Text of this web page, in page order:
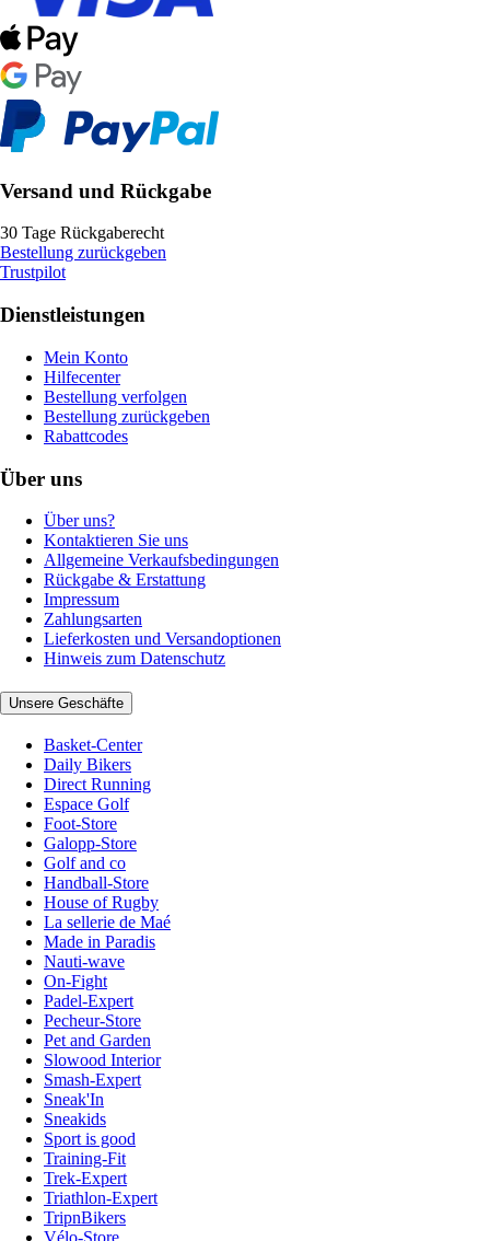
Versand und Rückgabe
30 Tage Rückgaberecht
Bestellung zurückgeben
Trustpilot
Dienstleistungen
Mein Konto
Hilfecenter
Bestellung verfolgen
Bestellung zurückgeben
Rabattcodes
Über uns
Über uns?
Kontaktieren Sie uns
Allgemeine Verkaufsbedingungen
Rückgabe & Erstattung
Impressum
Zahlungsarten
Lieferkosten und Versandoptionen
Hinweis zum Datenschutz
Unsere Geschäfte
Basket-Center
Daily Bikers
Direct Running
Espace Golf
Foot-Store
Galopp-Store
Golf and co
Handball-Store
House of Rugby
La sellerie de Maé
Made in Paradis
Nauti-wave
On-Fight
Padel-Expert
Pecheur-Store
Pet and Garden
Slowood Interior
Smash-Expert
Sneak'In
Sneakids
Sport is good
Training-Fit
Trek-Expert
Triathlon-Expert
TripnBikers
Vélo-Store